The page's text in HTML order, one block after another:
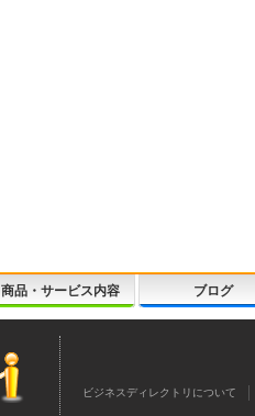
商品・サービス内容 ブログ
ビジネスディレクトリについて